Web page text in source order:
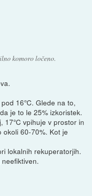
komoro ločeno.
16°C. Glede na to,
je to le 25% izkoristek.
17°C vpihuje v prostor in
okoli 60-70%. Kot je
lokalnih rekuperatorjih.